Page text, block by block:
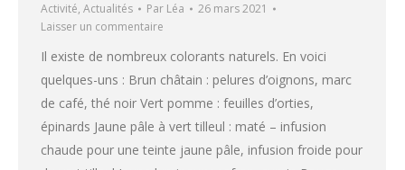
Activité, Actualités Par Léa
26 mars 2021
Laisser un commentaire
Il existe de nombreux colorants naturels. En voici
quelques-uns : Brun châtain : pelures d’oignons, marc
de café, thé noir Vert pomme : feuilles d’orties,
épinards Jaune pâle à vert tilleul : maté – infusion
chaude pour une teinte jaune pâle, infusion froide pour